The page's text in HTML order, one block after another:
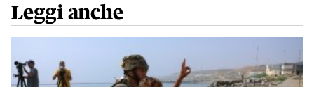
Leggi anche